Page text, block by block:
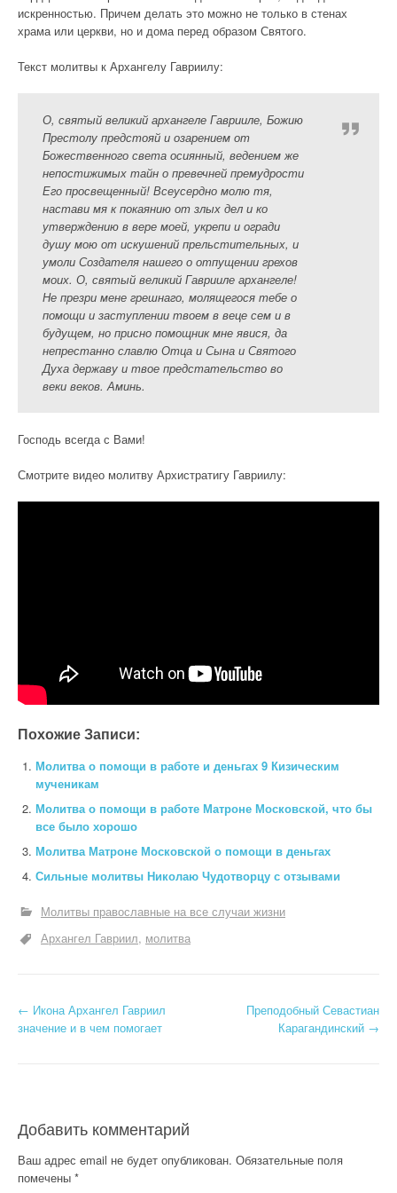
искренностью. Причем делать это можно не только в стенах
храма или церкви, но и дома перед образом Святого.
Текст молитвы к Архангелу Гавриилу:
О, святый великий архангеле Гаврииле, Божию
Престолу предстояй и озарением от
Божественного света осиянный, ведением же
непостижимых тайн о превечней премудрости
Его просвещенный! Всеусердно молю тя,
настави мя к покаянию от злых дел и ко
утверждению в вере моей, укрепи и огради
душу мою от искушений прельстительных, и
умоли Создателя нашего о отпущении грехов
моих. О, святый великий Гаврииле архангеле!
Не презри мене грешнаго, молящегося тебе о
помощи и заступлении твоем в веце сем и в
будущем, но присно помощник мне явися, да
непрестанно славлю Отца и Сына и Святого
Духа державу и твое предстательство во
веки веков. Аминь.
Господь всегда с Вами!
Смотрите видео молитву Архистратигу Гавриилу:
Похожие Записи:
Молитва о помощи в работе и деньгах 9 Кизическим
мученикам
Молитва о помощи в работе Матроне Московской, что бы
все было хорошо
Молитва Матроне Московской о помощи в деньгах
Сильные молитвы Николаю Чудотворцу с отзывами
Молитвы православные на все случаи жизни
Архангел Гавриил молитва
Н
г
а
← Икона Архангел Гавриил
значение и в чем помогает
Преподобный Севастиан
Карагандинский →
Добавить комментарий
Ваш адрес email не будет опубликован. Обязательные поля
помечены *